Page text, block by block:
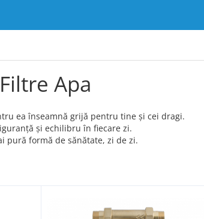
Apa
ea înseamnă grijă pentru tine și cei dragi.
și echilibru în fiecare zi.
pură formă de sănătate, zi de zi.